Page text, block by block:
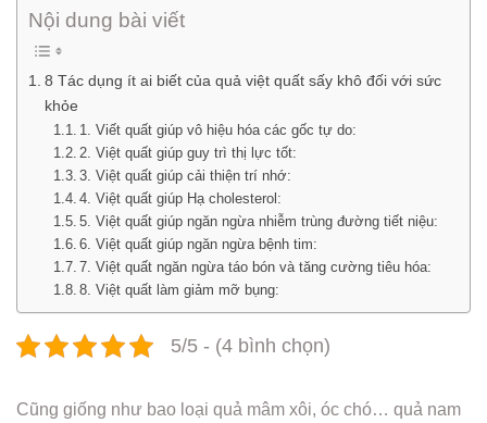
Nội dung bài viết
8 Tác dụng ít ai biết của quả việt quất sấy khô đối với sức
khỏe
1. Viết quất giúp vô hiệu hóa các gốc tự do:
2. Việt quất giúp guy trì thị lực tốt:
3. Việt quất giúp cải thiện trí nhớ:
4. Việt quất giúp Hạ cholesterol:
5. Việt quất giúp ngăn ngừa nhiễm trùng đường tiết niệu:
6. Việt quất giúp ngăn ngừa bệnh tim:
7. Việt quất ngăn ngừa táo bón và tăng cường tiêu hóa:
8. Việt quất làm giảm mỡ bụng:
5/5 - (4 bình chọn)
Cũng giống như bao loại quả mâm xôi, óc chó… quả nam